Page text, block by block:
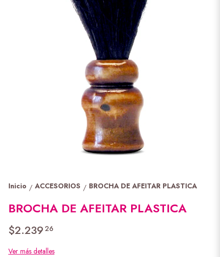
Inicio / ACCESORIOS / BROCHA DE AFEITAR PLASTICA
BROCHA DE AFEITAR PLASTICA
$2.23926
Ver más detalles